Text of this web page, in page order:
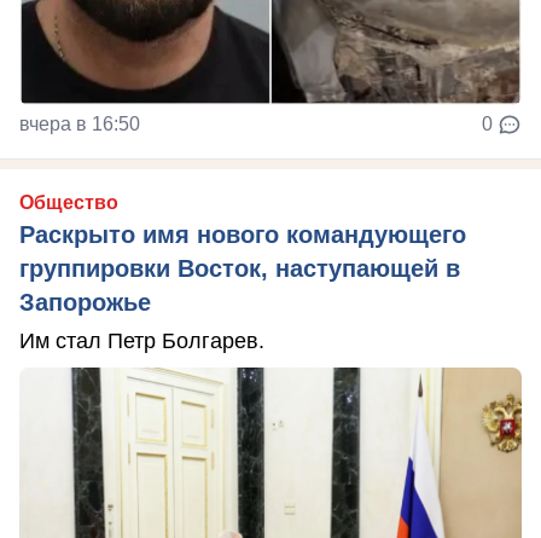
вчера в 16:50 0
Общество
Раскрыто имя нового командующего
группировки Восток, наступающей в
Запорожье
Им стал Петр Болгарев.